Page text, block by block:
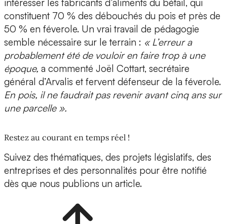
intéresser les fabricants d’aliments du bétail, qui
constituent 70 % des débouchés du pois et près de
50 % en féverole. Un vrai travail de pédagogie
semble nécessaire sur le terrain : « L’erreur a
probablement été de vouloir en faire trop à une
époque, a commenté Joël Cottart, secrétaire
général d’Arvalis et fervent défenseur de la féverole.
En pois, il ne faudrait pas revenir avant cinq ans sur
une parcelle ».
Restez au courant en temps réel !
Suivez des thématiques, des projets législatifs, des
entreprises et des personnalités pour être notifié
dès que nous publions un article.